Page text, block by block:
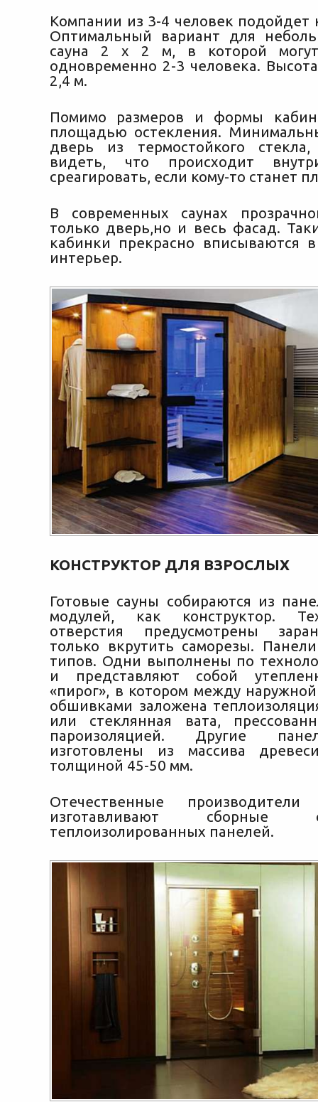
Компании из 3-4 человек подойдет
Оптимальный вариант для
сауна 2 х 2 м, в которой могут
одновременно 2-3 человека.
2,4 м.
Помимо размеров и формы
площадью остекления.
дверь из термостойкого
видеть, что происходит
среагировать, если кому-то станет
В современных саунах
только дверь,но и весь фасад.
кабинки прекрасно вписываются
интерьер.
КОНСТРУКТОР ДЛЯ ВЗРОСЛЫХ
Готовые сауны собираются из
модулей, как конструктор.
отверстия предусмотрены
только вкрутить саморезы.
типов. Одни выполнены по
и представляют собой
«пирог», в котором между
обшивками заложена
или стеклянная вата,
пароизоляцией. Другие
изготовлены из массива
толщиной 45-50 мм.
Отечественные
изготавливают
теплоизолированных панелей.